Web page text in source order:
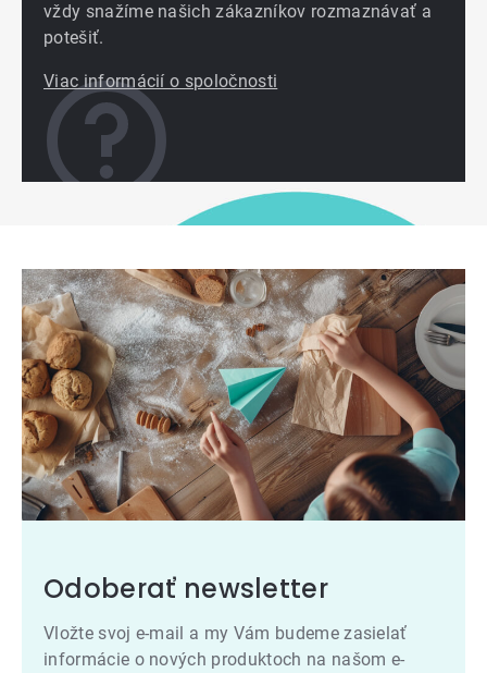
vždy snažíme našich zákazníkov rozmaznávať a
potešiť.
Viac informácií o spoločnosti
Odoberať newsletter
Vložte svoj e-mail a my Vám budeme zasielať
informácie o nových produktoch na našom e-